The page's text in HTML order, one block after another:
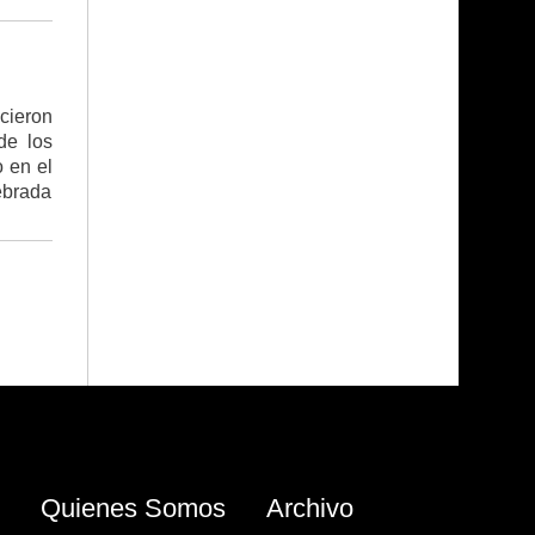
los
en el
Quienes Somos Archivo